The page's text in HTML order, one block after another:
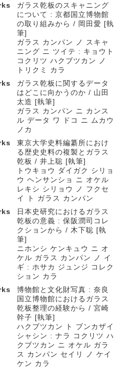
ガラス乾板のスキャニング
について : 京都国立博物館
の取り組みから / 岡田愛 [執
筆]
ガラス カンパン ノ スキャ
ニング ニ ツイテ : キョウト
コクリツ ハクブツカン ノ
トリクミ カラ
ガラス乾板に関するデータ
はどこに向かうのか / 山田
太造 [執筆]
ガラス カンパン ニ カンス
ル データ ワ ドコ ニ ムカウ
ノカ
東京大学史料編纂所におけ
る歴史史料の複製とガラス
乾板 / 井上聡 [執筆]
トウキョウ ダイガク シリョ
ウ ヘンサンショ ニ オケル
レキシ シリョウ ノ フクセ
イ ト ガラス カンパン
日本史研究におけるガラス
乾板の意義 : 保阪潤司コレ
クションから / 木下聡 [執
筆]
ニホンシ ケンキュウ ニ オ
ケル ガラス カンパン ノ イ
ギ : ホサカ ジュンジ コレク
ション カラ
博物館と文化財写真 : 奈良
国立博物館におけるガラス
乾板整理の経験から / 宮崎
幹子 [執筆]
ハクブツカン ト ブンカザイ
シャシン : ナラ コクリツ ハ
クブツカン ニ オケル ガラ
ス カンパン セイリ ノ ケイ
ケン カラ